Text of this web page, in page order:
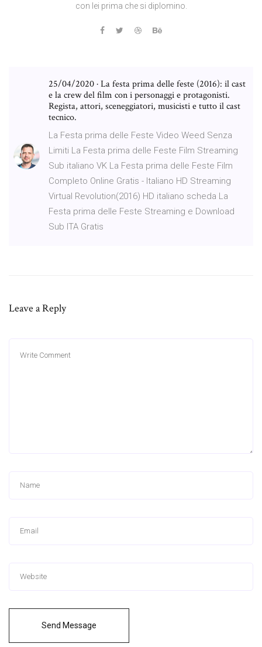
con lei prima che si diplomino.
25/04/2020 · La festa prima delle feste (2016): il cast
e la crew del film con i personaggi e protagonisti.
Regista, attori, sceneggiatori, musicisti e tutto il cast
tecnico.
La Festa prima delle Feste Video Weed Senza
Limiti La Festa prima delle Feste Film Streaming
Sub italiano VK La Festa prima delle Feste Film
Completo Online Gratis - Italiano HD Streaming
Virtual Revolution(2016) HD italiano scheda La
Festa prima delle Feste Streaming e Download
Sub ITA Gratis
Leave a Reply
Send Message